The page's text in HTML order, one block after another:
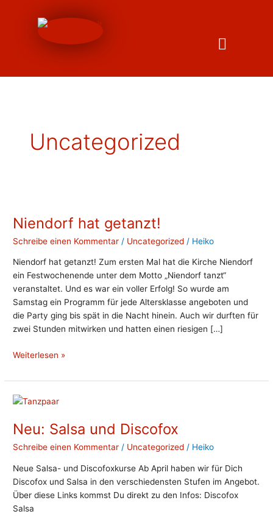
Uncategorized
Niendorf hat getanzt!
Schreibe einen Kommentar / Uncategorized / Heiko
Niendorf hat getanzt! Zum ersten Mal hat die Kirche Niendorf
ein Festwochenende unter dem Motto „Niendorf tanzt“
veranstaltet. Und es war ein voller Erfolg! So wurde am
Samstag ein Programm für jede Altersklasse angeboten und
die Party ging bis spät in die Nacht hinein. Auch wir durften für
zwei Stunden mitwirken und hatten einen riesigen […]
getanzt!
Weiterlesen »
Neu: Salsa und Discofox
Schreibe einen Kommentar / Uncategorized / Heiko
Neue Salsa- und Discofoxkurse Ab April haben wir für Dich
Discofox und Salsa in den verschiedensten Stufen im Angebot.
Über diese Links kommst Du direkt zu den Infos: Discofox
Salsa
Neu:
und